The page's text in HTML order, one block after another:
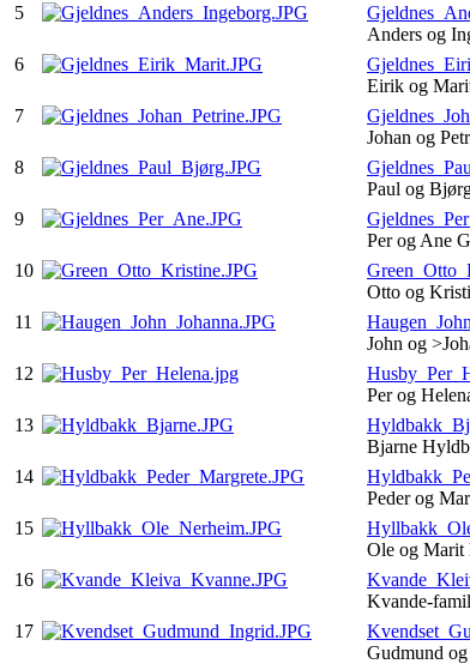
5
Anders og
6
Eirik og
7
Johan og
8
Paul og
9
Per og Ane
10
Otto og
11
John og
12
Per og
13
Bjarne
14
Peder og
15
Ole og Marit
16
Kvande-
17
Gudmund